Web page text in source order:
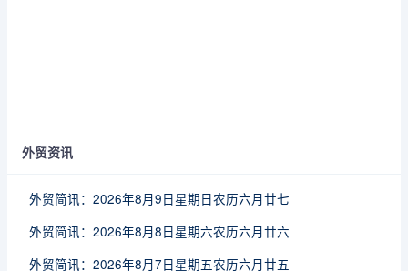
外贸资讯
外贸简讯：2026年8月9日星期日农历六月廿七
外贸简讯：2026年8月8日星期六农历六月廿六
外贸简讯：2026年8月7日星期五农历六月廿五